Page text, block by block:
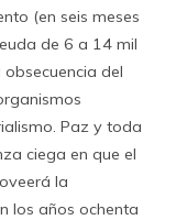
(en seis meses
de 6 a 14 mil
del
Paz y toda
ciega en que el
la
los años ochenta